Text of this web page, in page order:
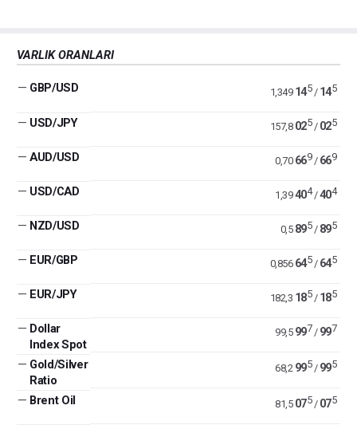
VARLIK ORANLARI
— GBP/USD 1,349 145/ 145
— USD/JPY 157,8 025/ 025
— AUD/USD 0,70 669/ 669
— USD/CAD 1,39 404/404
— NZD/USD 0,5 895/ 895
— EUR/GBP 0,856 645/ 645
— EUR/JPY 182,3 185/ 185
— Dollar
Index Spot
99,5 997 / 997
— Gold/Silver
Ratio
68,2 995/ 995
— Brent Oil 81,5 075/ 075